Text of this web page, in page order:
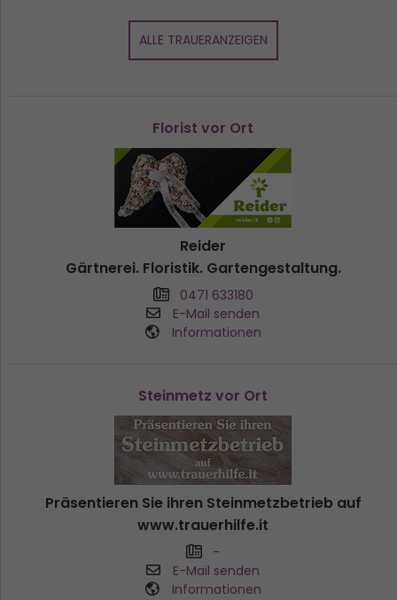
ALLE TRAUERANZEIGEN
Florist vor Ort
Reider
Gärtnerei. Floristik. Gartengestaltung.
0471 633180
E-Mail senden
Informationen
Steinmetz vor Ort
Präsentieren Sie ihren Steinmetzbetrieb auf
www.trauerhilfe.it
-
E-Mail senden
Informationen